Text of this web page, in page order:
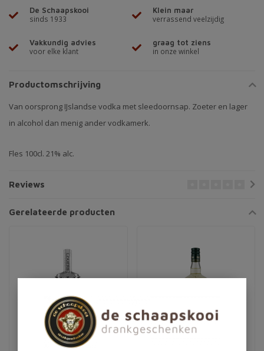
De Schaapskooi
sinds 1933
Klein maar
verrassend veelzijdig
Vakkundig advies
voor elke klant
graag tot ziens
in onze winkel
Productomschrijving
Van oorsprong IJslandse vodka met sleedoornsap. Zoeter en lager
in alcohol dan menig ander vodkamerk.
Fles 100cl. 21% alc.
Reviews
Gerelateerde producten